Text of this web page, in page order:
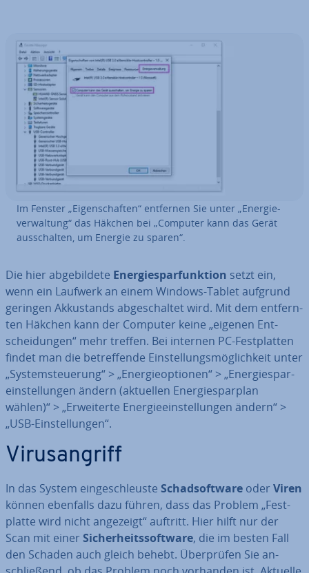
Im Fenster „Ei­gen­schaf­ten“ entfernen Sie unter „En­er­gie­
ver­wal­tung“ das Häkchen bei „Computer kann das Gerät
aus­schal­ten, um Energie zu sparen“.
Die hier ab­ge­bil­de­te En­er­gie­spar­funk­ti­on setzt ein,
wenn ein Laufwerk an einem Windows-Tablet aufgrund
geringen Ak­ku­stands ab­ge­schal­tet wird. Mit dem ent­fern­
ten Häkchen kann der Computer keine „eigenen Ent­
schei­dun­gen“ mehr treffen. Bei internen PC-Fest­plat­ten
findet man die be­tref­fen­de Ein­stel­lungs­mög­lich­keit unter
„Sys­tem­steue­rung“ > „En­er­gie­op­tio­nen“ > „En­er­gie­spar­
ein­stel­lun­gen ändern (aktuellen En­er­gie­spar­plan
wählen)“ > „Er­wei­ter­te En­er­gie­ein­stel­lun­gen ändern“ >
„USB-Ein­stel­lun­gen“.
Vi­rus­an­griff
In das System ein­ge­schleus­te Schad­soft­ware oder Viren
können ebenfalls dazu führen, dass das Problem „Fest­
plat­te wird nicht angezeigt“ auftritt. Hier hilft nur der
Scan mit einer Si­cher­heits­soft­ware, die im besten Fall
den Schaden auch gleich behebt. Über­prü­fen Sie an­